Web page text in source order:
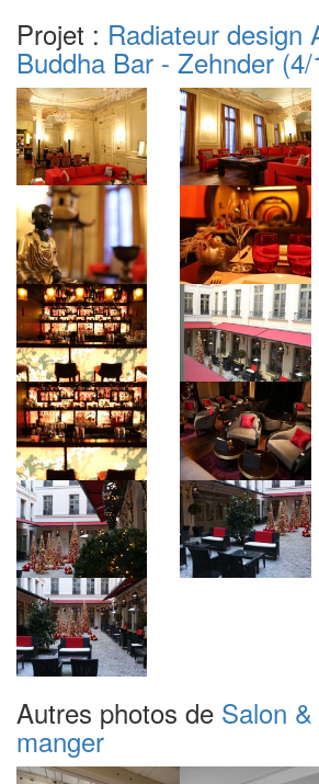
Projet : Radiateur design
Buddha Bar - Zehnder(4/
Autres photos de Salon
manger